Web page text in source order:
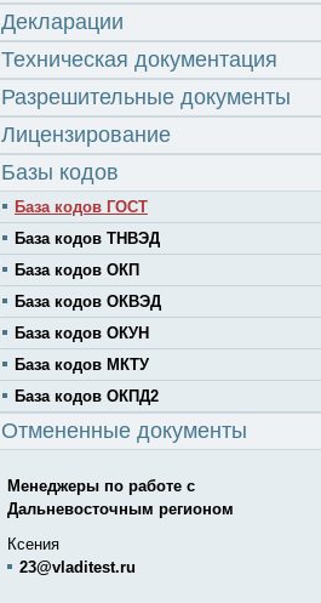
Декларации
Техническая документация
Разрешительные документы
Лицензирование
Базы кодов
База кодов ГОСТ
База кодов ТНВЭД
База кодов ОКП
База кодов ОКВЭД
База кодов ОКУН
База кодов МКТУ
База кодов ОКПД2
Отмененные документы
Менеджеры по работе с
Дальневосточным регионом
Ксения
23@vladitest.ru